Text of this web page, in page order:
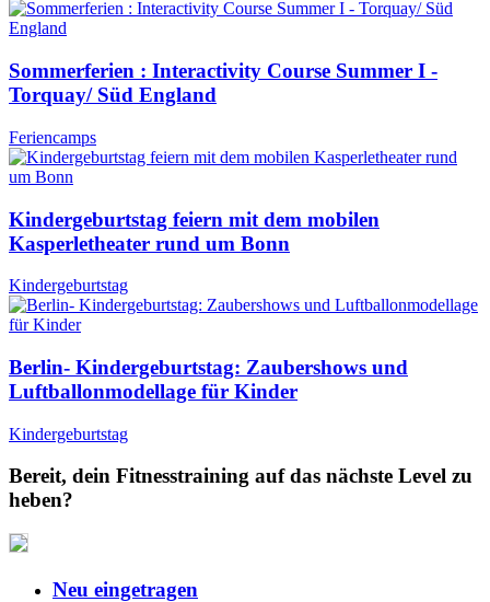
Sommerferien : Interactivity Course Summer I -
Torquay/ Süd England
Feriencamps
Kindergeburtstag feiern mit dem mobilen
Kasperletheater rund um Bonn
Kindergeburtstag
Berlin- Kindergeburtstag: Zaubershows und
Luftballonmodellage für Kinder
Kindergeburtstag
Bereit, dein Fitnesstraining auf das nächste Level zu
heben?
Neu eingetragen